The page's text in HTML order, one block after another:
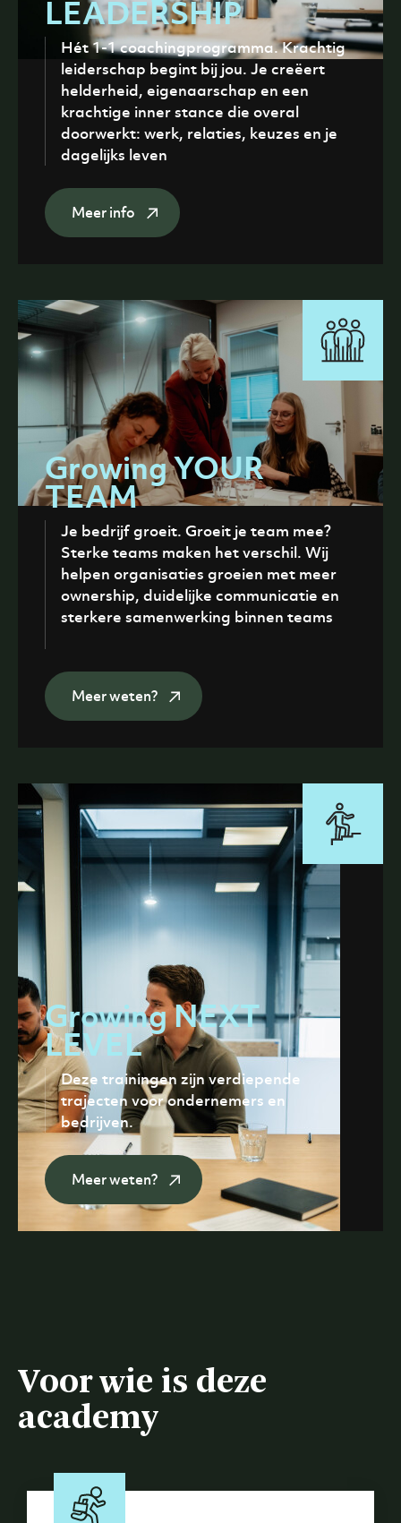
LEADERSHIP
Hét 1-1 coachingprogramma. Krachtig
leiderschap begint bij jou. Je creëert
helderheid, eigenaarschap en een
krachtige inner stance die overal
doorwerkt: werk, relaties, keuzes en je
dagelijks leven
Meer info
Growing YOUR
TEAM
Je bedrijf groeit. Groeit je team mee?
Sterke teams maken het verschil. Wij
helpen organisaties groeien met meer
ownership, duidelijke communicatie en
sterkere samenwerking binnen teams
Meer weten?
Growing NEXT
LEVEL
Deze trainingen zijn verdiepende
trajecten voor ondernemers en
bedrijven.
Meer weten?
Voor wie is deze
academy